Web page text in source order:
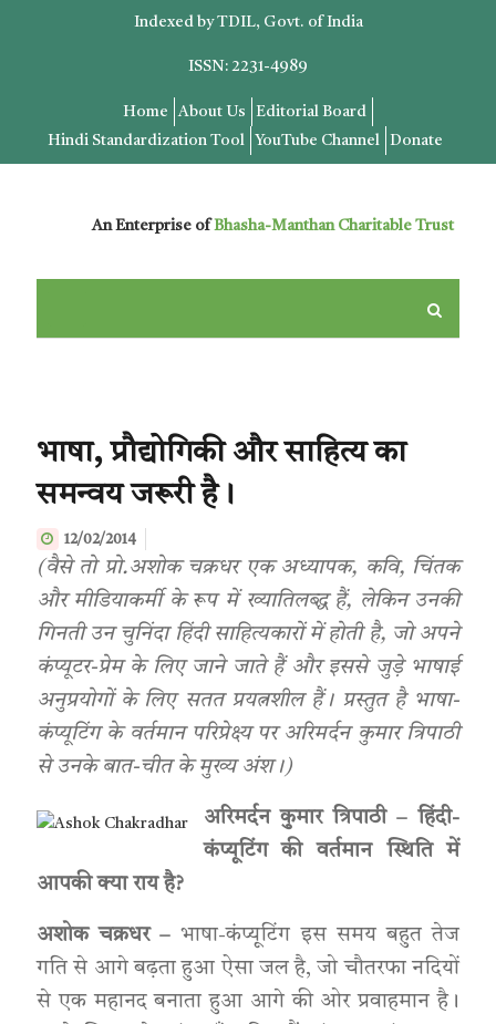
Indexed by TDIL, Govt. of India
ISSN: 2231-4989
Home About Us
Editorial Board
Hindi Standardization Tool
YouTube Channel Donate
An Enterprise ofBhasha-Manthan Charitable Trust
भाषा, प्रौद्योगिकी और साहित्य का
समन्वय जरूरी है।
12/02/2014
(वैसे तो प्रो.अशोक चक्रधर एक अध्यापक, कवि, चिंतक
और मीडियाकर्मी के रूप में ख्यातिलब्द्ध हैं, लेकिन उनकी
गिनती उन चुनिंदा हिंदी साहित्यकारों में होती है, जो अपने
कंप्यूटर-प्रेम के लिए जाने जाते हैं और इससे जुडे़ भाषाई
अनुप्रयोगों के लिए सतत प्रयत्नशील हैं। प्रस्तुत है भाषा-
कंप्यूटिंग के वर्तमान परिप्रेक्ष्य पर अरिमर्दन कुमार त्रिपाठी
से उनके बात-चीत के मुख्य अंश।)
अरिमर्दन कुमार त्रिपाठी – हिंदी-
कंप्यूटिंग की वर्तमान स्थिति में
आपकी क्या राय है?
अशोक चक्रधर – भाषा-कंप्यूटिंग इस समय बहुत तेज
गति से आगे बढ़ता हुआ ऐसा जल है, जो चौतरफा नदियों
से एक महानद बनाता हुआ आगे की ओर प्रवाहमान है।